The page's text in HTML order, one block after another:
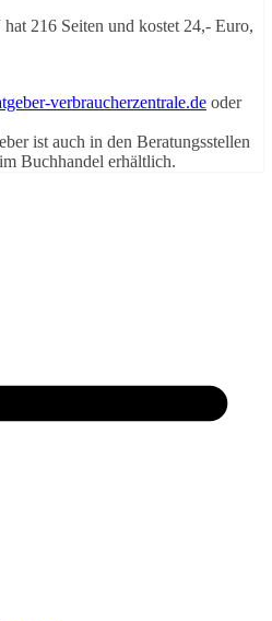
216 Seiten und kostet 24,- Euro,
verbraucherzentrale.de oder
ist auch in den Beratungsstellen
Buchhandel erhältlich.